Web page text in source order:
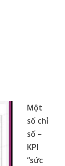
Một
số chỉ
số –
KPI
“sức